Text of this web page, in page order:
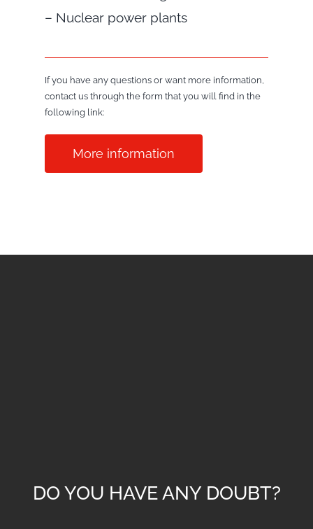
– Nuclear power plants
If you have any questions or want more information,
contact us through the form that you will find in the
following link:
More information
DO YOU HAVE ANY DOUBT?